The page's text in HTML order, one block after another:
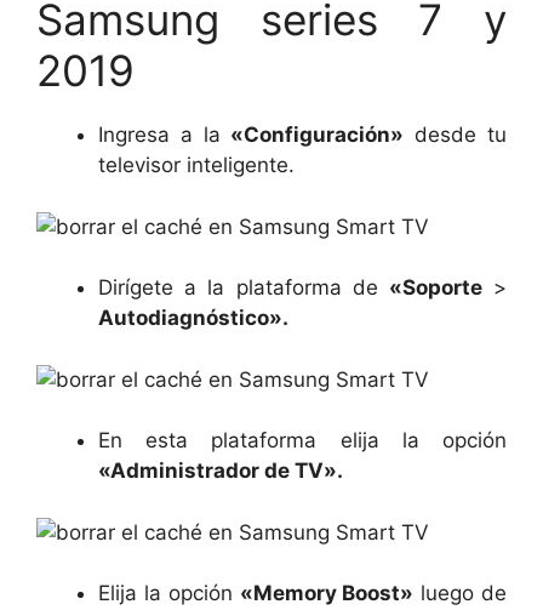
Samsung series 7 y
2019
Ingresa a la «Configuración» desde tu
televisor inteligente.
Dirígete a la plataforma de «Soporte>
Autodiagnóstico».
En esta plataforma elija la opción
«Administrador de TV».
Elija la opción «Memory Boost» luego de